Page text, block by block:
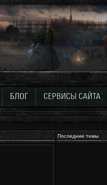
БЛОГ СЕРВИСЫ САЙТА
Последние темы